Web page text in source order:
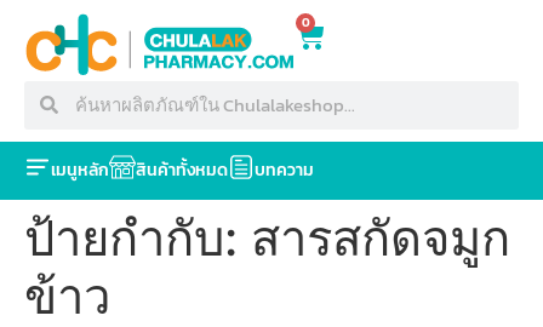
0
เมนูหลัก สินค้าทั้งหมด บทความ
ป้ายกำกับ: สารสกัดจมูก
ข้าว